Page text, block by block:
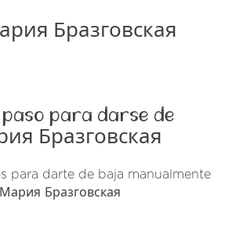
Бразговская
paso para darse de
Бразговская
para darte de baja manualmente
Бразговская